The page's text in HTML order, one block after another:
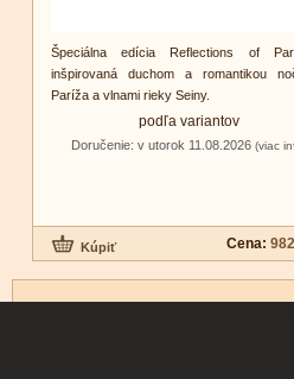
Špeciálna edícia Reflections of
inšpirovaná duchom a romantikou
Paríža a vlnami rieky Seiny.
podľa variantov
Doručenie: v utorok 11.08.2026 (viac
Cena: